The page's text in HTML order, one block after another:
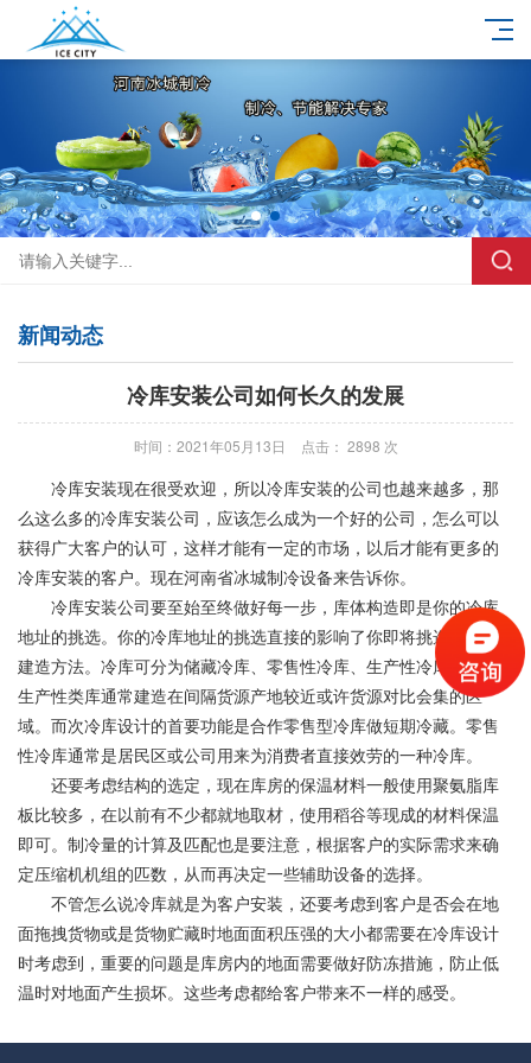
新闻动态
冷库安装公司如何长久的发展
时间：2021年05月13日 点击： 2898 次
冷库安装现在很受欢迎，所以冷库安装的公司也越来越多，那
么这么多的冷库安装公司，应该怎么成为一个好的公司，怎么可以
获得广大客户的认可，这样才能有一定的市场，以后才能有更多的
冷库安装的客户。现在河南省冰城制冷设备来告诉你。
冷库安装公司要至始至终做好每一步，库体构造即是你的冷库
地址的挑选。你的冷库地址的挑选直接的影响了你即将挑选的冷库
建造方法。冷库可分为储藏冷库、零售性冷库、生产性冷库三类。
生产性类库通常建造在间隔货源产地较近或许货源对比会集的区
域。而次冷库设计的首要功能是合作零售型冷库做短期冷藏。零售
性冷库通常是居民区或公司用来为消费者直接效劳的一种冷库。
还要考虑结构的选定，现在库房的保温材料一般使用聚氨脂库
板比较多，在以前有不少都就地取材，使用稻谷等现成的材料保温
即可。制冷量的计算及匹配也是要注意，根据客户的实际需求来确
定压缩机机组的匹数，从而再决定一些辅助设备的选择。
不管怎么说冷库就是为客户安装，还要考虑到客户是否会在地
面拖拽货物或是货物贮藏时地面面积压强的大小都需要在冷库设计
时考虑到，重要的问题是库房内的地面需要做好防冻措施，防止低
温时对地面产生损坏。这些考虑都给客户带来不一样的感受。